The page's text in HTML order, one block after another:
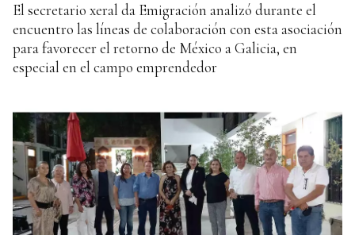
El secretario xeral da Emigración analizó durante el
encuentro las líneas de colaboración con esta asociación
para favorecer el retorno de México a Galicia, en
especial en el campo emprendedor